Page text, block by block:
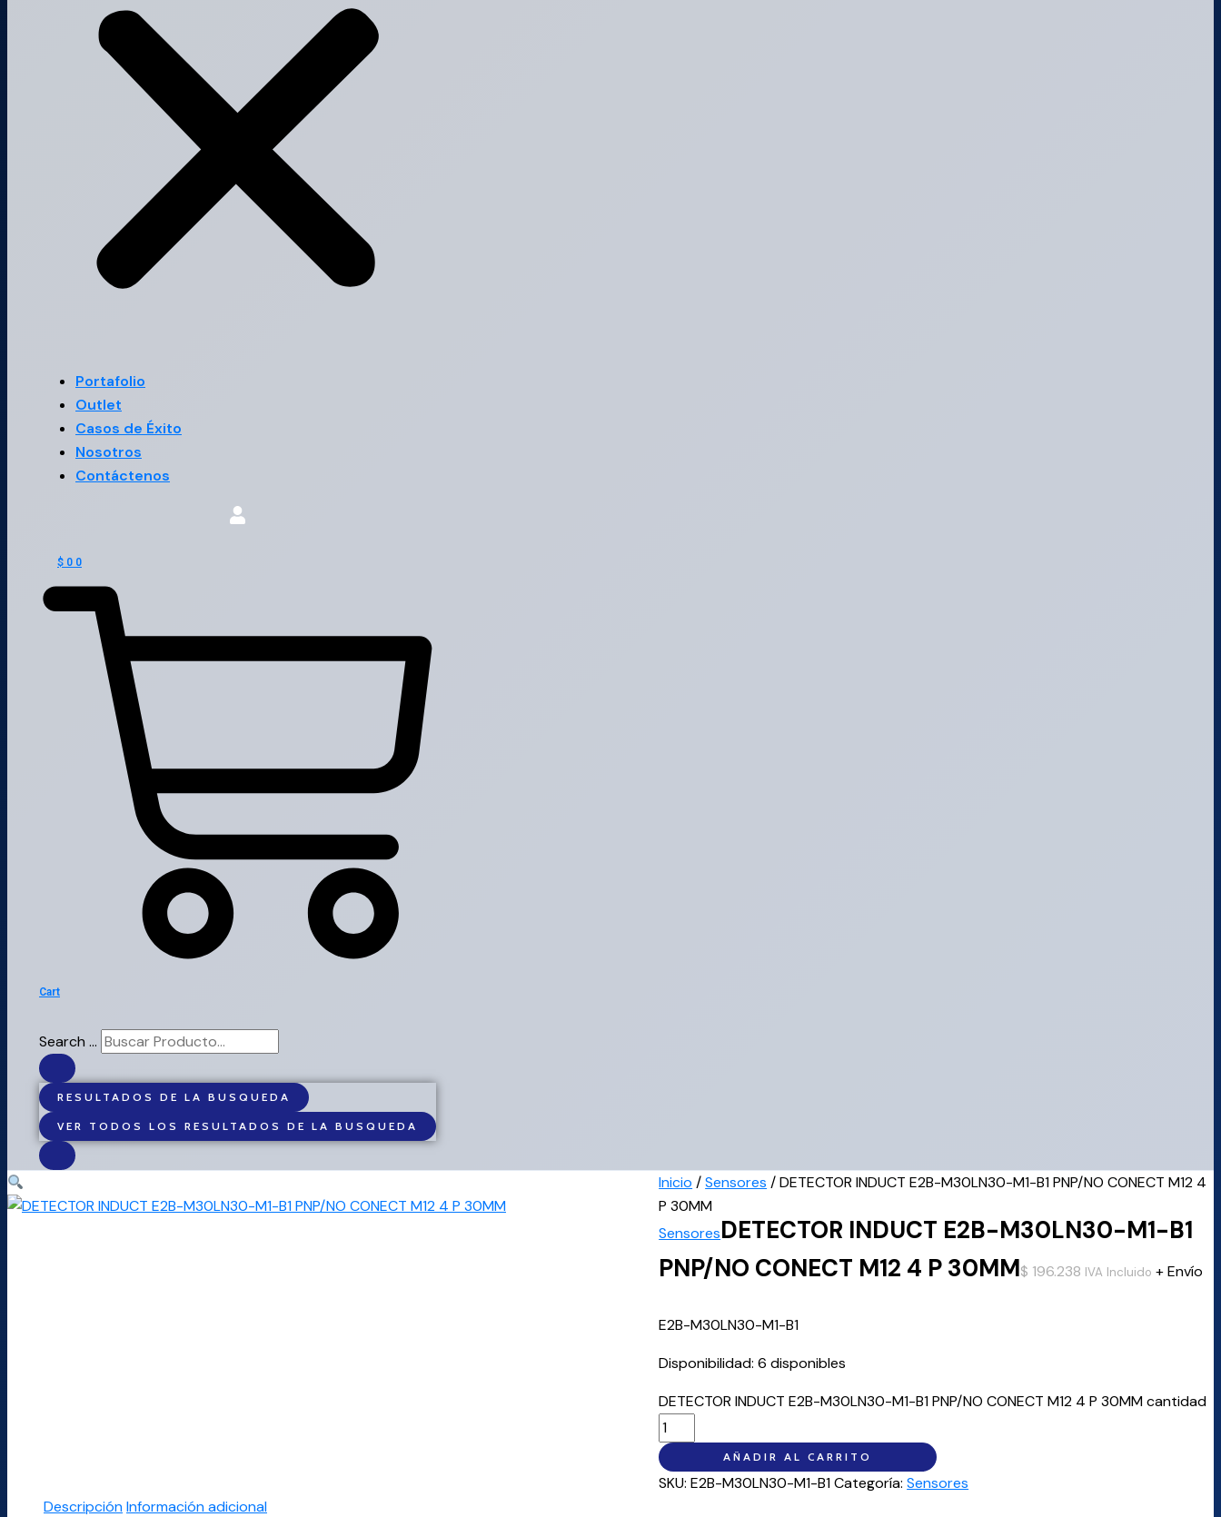
Portafolio
Outlet
Casos de Éxito
Nosotros
Contáctenos
$ 0 0
Cart
Search ...
RESULTADOS DE LA BUSQUEDA
VER TODOS LOS RESULTADOS DE LA BUSQUEDA
Inicio /Sensores / DETECTOR INDUCT E2B-M30LN30-M1-B1 PNP/NO CONECT M12 4
P 30MM
SensoresDETECTOR INDUCT E2B-M30LN30-M1-B1
PNP/NO CONECT M12 4 P 30MM$ 196.238 IVA Incluido + Envío
E2B-M30LN30-M1-B1
Disponibilidad: 6 disponibles
DETECTOR INDUCT E2B-M30LN30-M1-B1 PNP/NO CONECT M12 4 P 30MM cantidad
AÑADIR AL CARRITO
SKU:E2B-M30LN30-M1-B1Categoría:Sensores
DescripciónInformación adicional